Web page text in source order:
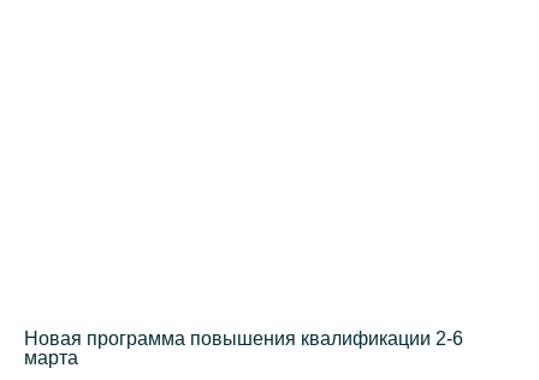
Новая программа повышения квалификации 2-6
марта